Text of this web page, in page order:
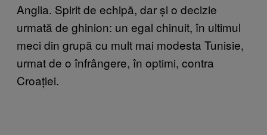
Anglia. Spirit de echipă, dar și o decizie
urmată de ghinion: un egal chinuit, în ultimul
meci din grupă cu mult mai modesta Tunisie,
urmat de o înfrângere, în optimi, contra
Croației.